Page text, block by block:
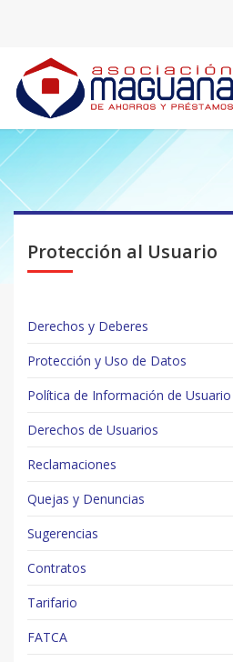
Protección al Usuario
Derechos y Deberes
Protección y Uso de Datos
Política de Información de Usuario
Derechos de Usuarios
Reclamaciones
Quejas y Denuncias
Sugerencias
Contratos
Tarifario
FATCA